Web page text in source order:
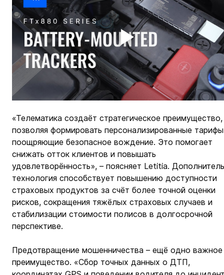
«Телематика создаёт стратегическое
позволяя формировать персонализированные
поощряющие безопасное вождение. Это помогает
снижать отток клиентов и повышать
удовлетворённость», – поясняет Letitia.
технология способствует повышению доступности
страховых продуктов за счёт более точной оценки
рисков, сокращения тяжёлых страховых случаев и
стабилизации стоимости полисов в долгосрочной
перспективе.
Предотвращение мошенничества – ещё одно
преимущество. «Сбор точных данных о ДТП,